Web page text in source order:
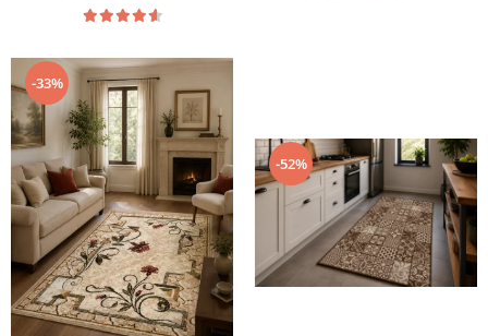
-33%
-52%